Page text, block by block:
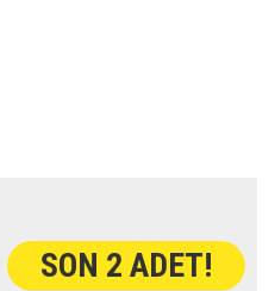
SON 2 ADET!